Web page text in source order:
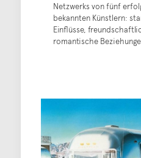
Netzwerks von fünf
bekannten Künstlern:
Einflüsse,
romantische